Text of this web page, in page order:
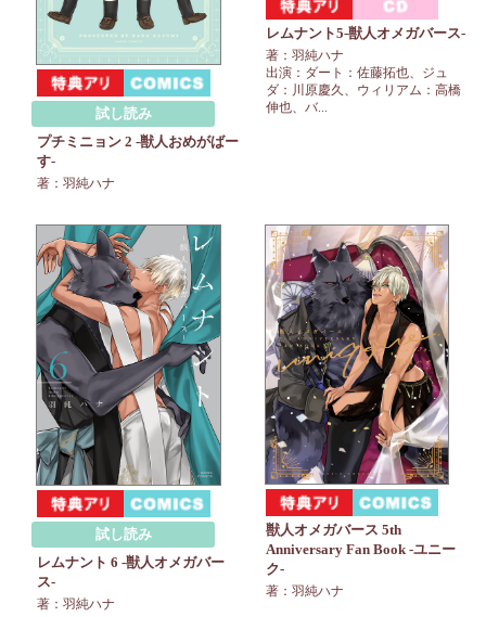
試し読み
プチミニョン 2 ‐獣人おめがばー
す‐
著：羽純ハナ
レムナント5-獣人オメガバース-
著：羽純ハナ
出演：ダート：佐藤拓也、ジュ
ダ：川原慶久、ウィリアム：高橋
伸也、バ...
試し読み
レムナント 6 -獣人オメガバー
ス-
著：羽純ハナ
獣人オメガバース 5th
Anniversary Fan Book -ユニー
ク-
著：羽純ハナ